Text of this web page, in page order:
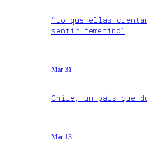
“Lo que ellas
sentir femenino”
Mar 31
Chile, un país que
Mar 13